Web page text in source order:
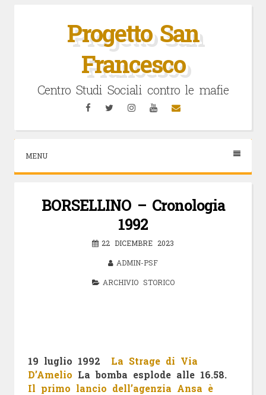
Progetto San
Francesco
Centro Studi Sociali contro le mafie
FacebookTwitterInstagramYouTubeEmail
MENU
BORSELLINO – Cronologia
1992
22 DICEMBRE 2023
ADMIN-PSF
ARCHIVIO STORICO
19 luglio 1992
La Strage di Via
D’Amelio La bomba esplode alle 16.58.
Il primo lancio dell’agenzia Ansa è